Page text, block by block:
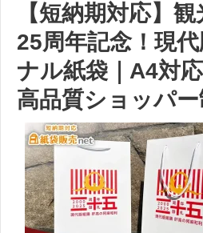
【短納期対応】
25周年記念！現
ナル紙袋｜A4対
高品質ショッパ